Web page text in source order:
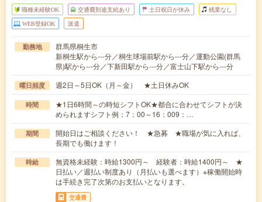
職種未経験OK 交通費別途支給あり 土日祝日が休み 残業なし
WEB登録OK 派遣
勤務地
群馬県桐生市
新桐生駅から---分／桐生球場前駅から---分／運動公園(群馬
県)駅から---分／下新田駅から---分／富士山下駅から---分
曜日頻度 週2日～5日OK（月～金） ★土日休みOK
時間
★1日6時間～の時短シフトOK★都合に合わせてシフトが決
められますシフト例：7：00～16：009：…
期間
開始日はご相談ください！ ★急募 ★職場が気に入れば、
長期でも働けます！
時給
無資格未経験：時給1300円～ 経験者：時給1400円～ ★
日払い／週払い制度あり（月払いも選べます）※稼働開始時
は手続き完了次第のお支払いとなります。
交通費